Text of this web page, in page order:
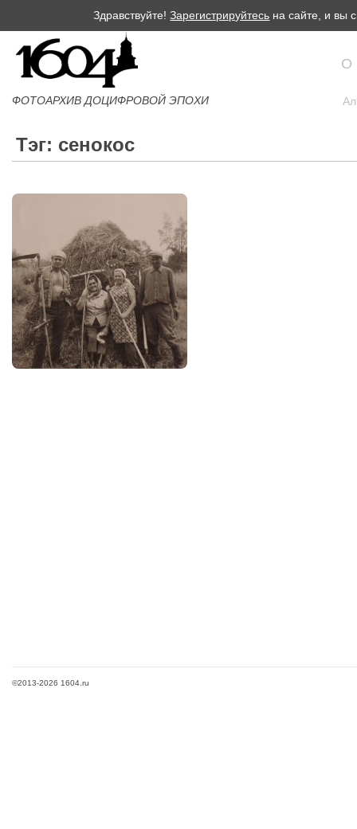
Здравствуйте!Зарегистрируйтесь на сайте, и вы
ФОТОАРХИВ ДОЦИФРОВОЙ ЭПОХИ
О
Тэг: сенокос
©2013-2026 1604.ru